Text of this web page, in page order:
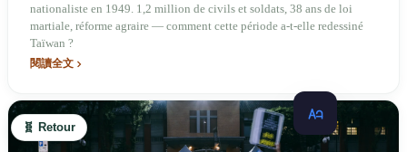
nationaliste en 1949. 1,2 million de civils et soldats, 38 ans de loi
martiale, réforme agraire — comment cette période a-t-elle redessiné
Taïwan ?
閱讀全文
🧬 Retour